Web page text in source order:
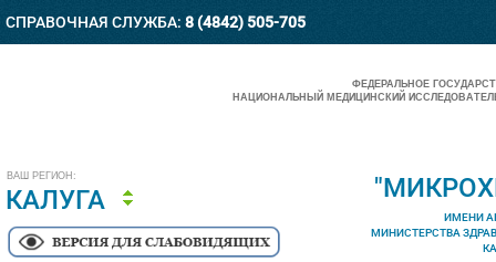
СПРАВОЧНАЯ СЛУЖБА: 8 (4842) 505-705
ВАШ РЕГИОН:
КАЛУГА
ФЕДЕРАЛЬНОЕ
НАЦИОНАЛЬНЫЙ МЕДИЦИНСКИЙ
ИМЕНИ
МИНИСТЕРСТВА